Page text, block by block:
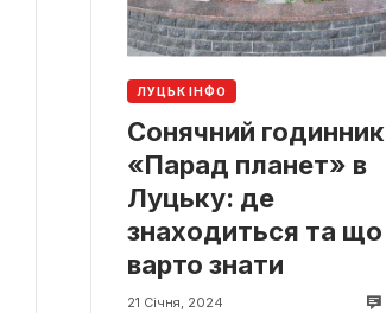
ЛУЦЬК ІНФО
Сонячний годинник
«Парад планет» в
Луцьку: де
знаходиться та що
варто знати
21 Січня, 2024